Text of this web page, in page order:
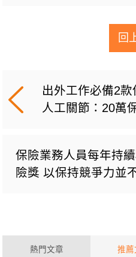
回
出外工作必備2
人工關節：20萬
保險業務人員每年持
險獎 以保持競爭力並
熱門文章 推薦